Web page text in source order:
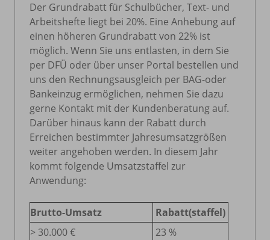
Der Grundrabatt für Schulbücher, Text- und
Arbeitshefte liegt bei 20%. Eine Anhebung auf
einen höheren Grundrabatt von 22% ist
möglich. Wenn Sie uns entlasten, in dem Sie
per DFÜ oder über unser Portal bestellen und
uns den Rechnungsausgleich per BAG-oder
Bankeinzug ermöglichen, nehmen Sie dazu
gerne Kontakt mit der Kundenberatung auf.
Darüber hinaus kann der Rabatt durch
Erreichen bestimmter Jahresumsatzgrößen
weiter angehoben werden. In diesem Jahr
kommt folgende Umsatzstaffel zur
Anwendung:
Brutto-Umsatz
Rabatt(staffel)
> 30.000 €
23 %